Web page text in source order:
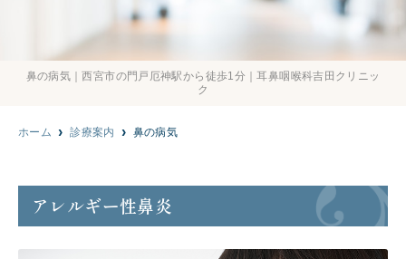
鼻の病気｜西宮市の門戸厄神駅から徒歩1分｜耳鼻咽喉科吉田クリニッ
ク
ホーム 診療案内 鼻の病気
アレルギー性鼻炎